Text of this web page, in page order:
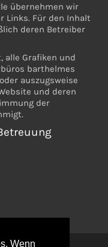
Wenn
übernehmen wir
Links. Für den Inhalt
deren Betreiber
alle Grafiken und
barthelmes
auszugsweise
und deren
der